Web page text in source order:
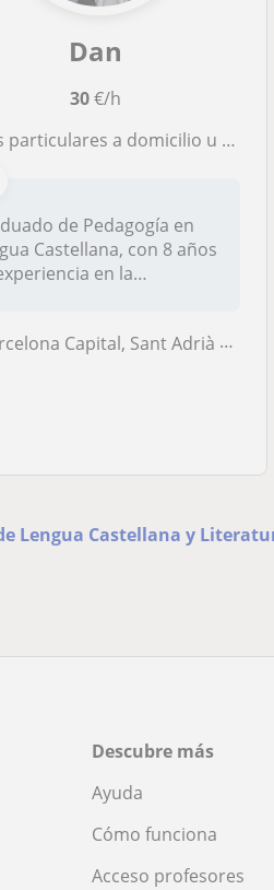
Dan
30€/h
a domicilio u online de excelente calidad y con resultados
de Pedagogía en
Castellana, con 8 años
en la
Capital, Sant Adrià de Besòs, Santa Coloma de Gramenet
Lengua Castellana y
Descubre más
Ayuda
Cómo funciona
Acceso profesores